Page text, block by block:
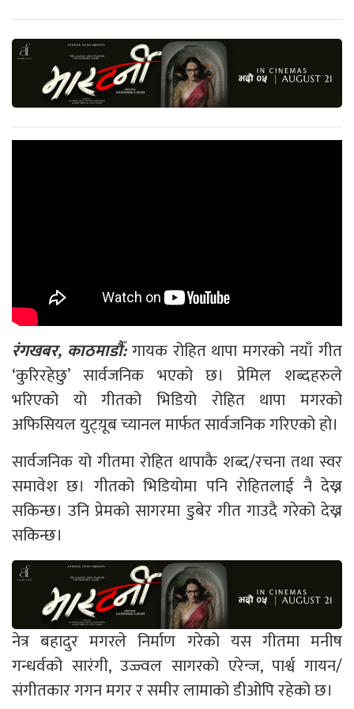
रंगखबर, काठमाडौँ: गायक रोहित थापा मगरको नयाँ गीत
‘कुरिरहेछु’ सार्वजनिक भएको छ। प्रेमिल शब्दहरुले
भरिएको यो गीतको भिडियो रोहित थापा मगरको
अफिसियल युट्य़ूब च्यानल मार्फत सार्वजनिक गरिएको हो।
सार्वजनिक यो गीतमा रोहित थापाकै शब्द/रचना तथा स्वर
समावेश छ। गीतको भिडियोमा पनि रोहितलाई नै देख्न
सकिन्छ। उनि प्रेमको सागरमा डुबेर गीत गाउदै गरेको देख्न
सकिन्छ।
नेत्र बहादुर मगरले निर्माण गरेको यस गीतमा मनीष
गन्धर्वको सारंगी, उज्ज्वल सागरको एरेन्ज, पार्श्व गायन/
संगीतकार गगन मगर र समीर लामाको डीओपि रहेको छ।